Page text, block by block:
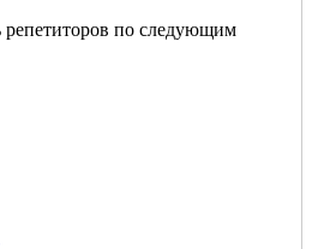
по следующим